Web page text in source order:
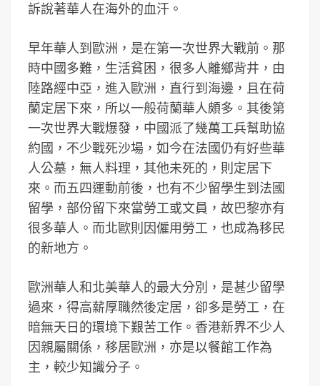
訴說著華人在海外的血汗。
早年華人到歐洲，是在第一次世界大戰前。那
時中國多難，生活貧困，很多人離鄉背井，由
陸路經中亞，進入歐洲，直行到海邊，且在荷
蘭定居下來，所以一般荷蘭華人頗多。其後第
一次世界大戰爆發，中國派了幾萬工兵幫助協
約國，不少戰死沙場，如今在法國仍有好些華
人公墓，無人料理，其他未死的，則定居下
來。而五四運動前後，也有不少留學生到法國
留學，部份留下來當勞工或文員，故巴黎亦有
很多華人。而北歐則因僱用勞工，也成為移民
的新地方。
歐洲華人和北美華人的最大分別，是甚少留學
過來，得高薪厚職然後定居，卻多是勞工，在
暗無天日的環境下艱苦工作。香港新界不少人
因親屬關係，移居歐洲，亦是以餐館工作為
主，較少知識分子。